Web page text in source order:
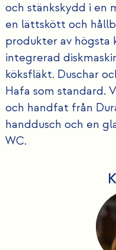
och stänkskydd i en
en lättskött och
produkter av högsta
integrerad
köksfläkt. Duschar
Hafa som standard.
och handfat från
handdusch och en
WC.